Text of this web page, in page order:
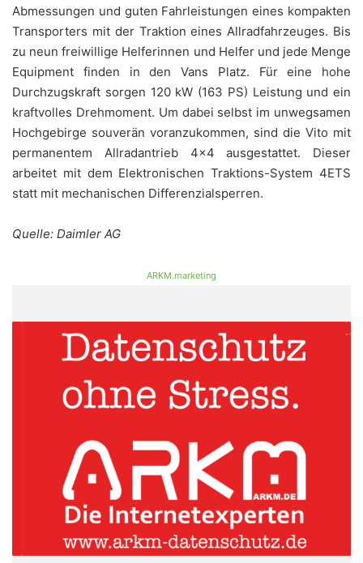
Abmessungen und guten Fahrleistungen eines kompakten
Transporters mit der Traktion eines Allrad­fahrzeuges. Bis
zu neun freiwillige Helferinnen und Helfer und jede Menge
Equipment finden in den Vans Platz. Für eine hohe
Durchzugskraft sorgen 120 kW (163 PS) Leistung und ein
kraftvolles Drehmoment. Um dabei selbst im unwegsamen
Hochgebirge souverän voranzukommen, sind die Vito mit
perma­nentem Allradantrieb 4×4 ausgestattet. Dieser
arbeitet mit dem Elektronischen Traktions-System 4ETS
statt mit mechanischen Differenzialsperren.
Quelle: Daimler AG
ARKM.marketing